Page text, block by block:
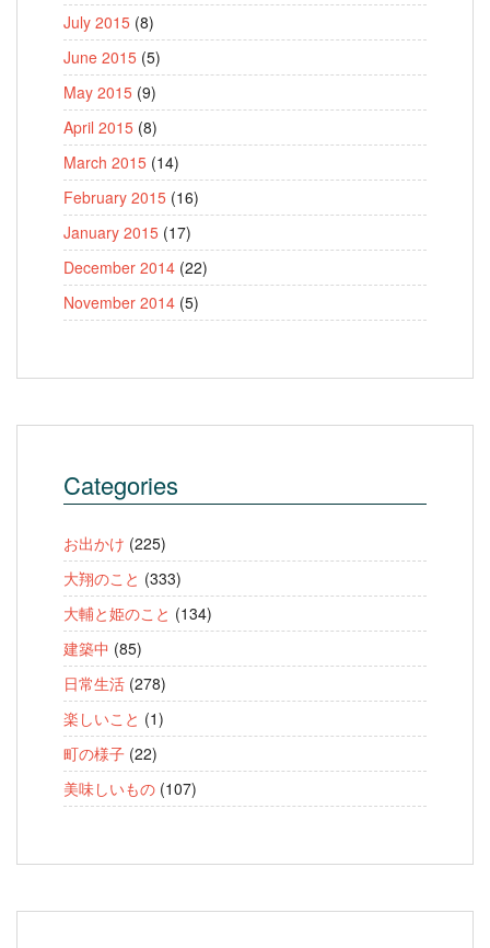
July 2015 (8)
June 2015 (5)
May 2015 (9)
April 2015 (8)
March 2015 (14)
February 2015 (16)
January 2015 (17)
December 2014 (22)
November 2014 (5)
Categories
お出かけ (225)
大翔のこと (333)
大輔と姫のこと (134)
建築中 (85)
日常生活 (278)
楽しいこと (1)
町の様子 (22)
美味しいもの (107)